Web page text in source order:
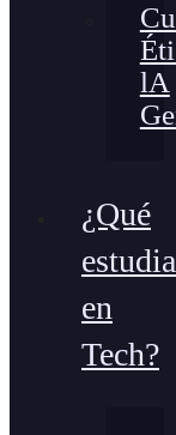
lA
¿Qué
en
Tech?